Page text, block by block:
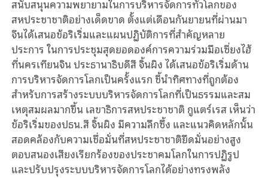
สนับสนุนความพยายามในการบริหารจัดการทั่วโลกของ
สหประชาชาติอย่างเด็ดขาด ตั้งแต่เดือนกันยายนที่ผ่านมา
จีนได้เสนอข้อริเริ่มและแผนปฏิบัติการที่สำคัญหลาย
ประการ ในการประชุมสุดยอดองค์การความร่วมมือเซี่ยงไฮ้
ที่นครเทียนจิน ประธานาธิบดีสี จิ้นผิง ได้เสนอข้อริเริ่มด้าน
การบริหารจัดการโลกเป็นครั้งแรก ชี้นำทิศทางที่ถูกต้อง
สำหรับการสร้างระบบบริหารจัดการโลกที่เป็นธรรมและสม
เหตุสมผลมากขึ้น เลขาธิการสหประชาชาติ กูแตร์เรส เห็นว่า
ข้อริเริ่มของปธน.สี จิ้นผิง มีความลึกซึ้ง และแนวคิดหลักนั้น
สอดคล้องกับความเชื่อมั่นที่สหประชาชาติยึดมั่นอย่างสูง
ตอบสนองเสียงเรียกร้องของประชาคมโลกในการปฏิรูป
และปรับปรุงระบบบริหารจัดการโลกได้อย่างทรงพลัง